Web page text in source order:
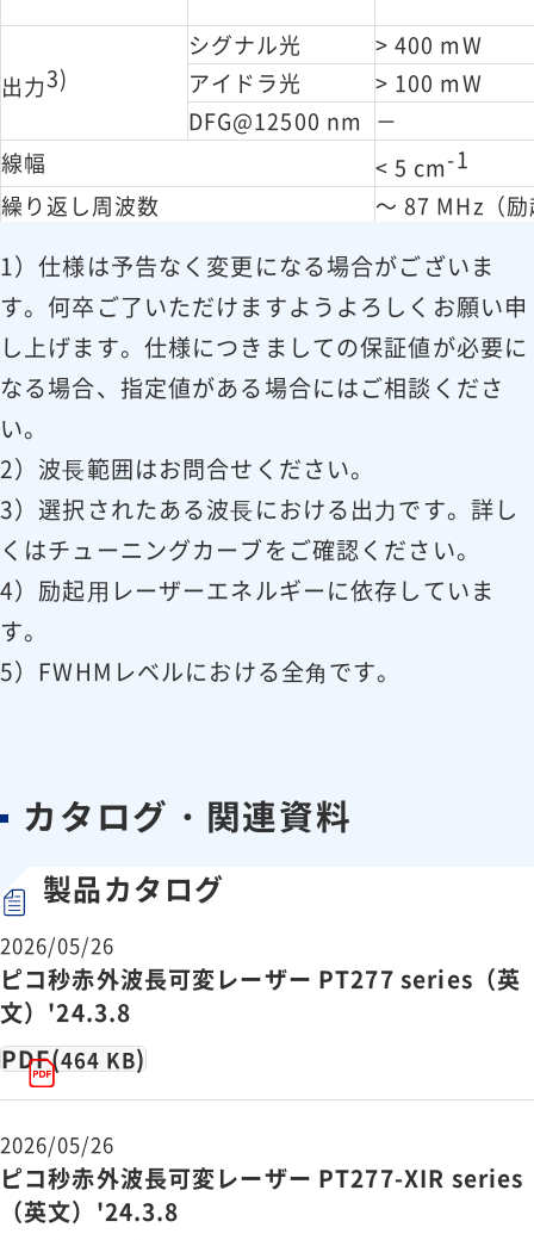
出力3)
シグナル光
> 400 mW
アイドラ光
> 100 mW
DFG@12500 nm
－
線幅
< 5 cm-1
繰り返し周波数
～ 87 MHz（
ビーム径 4)@1/e 2 強度
～ 3 mm @
ビーム拡がり角 5)
< 5 mrad @
ビーム位置安定性
< 5 μrad @
シグナル光、アイドラ光
DFG
高速波長掃引
シグナル光（1400 〜 2020 nm）
< 4 s
アイドラ光（2250 〜 4400 nm）
< 4 s
DFG（5000 〜 16000 nm）
繰り返し周波数変調（AOM変調）
0 ～ 2 MHz
チラーサイズ
アンビリカルケーブル
冷却方式
環境温度
室内温度安定性
環境湿度
< 80 %（結露
要求電源
消費電力
使用環境クラス
ISO Class9以
1）仕様は予告なく変更になる場合がございま
す。何卒ご了いただけますようよろしくお願い申
し上げます。仕様につきましての保証値が必要に
なる場合、指定値がある場合にはご相談くださ
い。
2）波⻑範囲はお問合せください。
3）選択されたある波⻑における出⼒です。詳し
くはチューニングカーブをご確認ください。
4）励起⽤レーザーエネルギーに依存していま
す。
5）FWHMレベルにおける全⾓です。
カタログ・関連資料
製品カタログ
2026/05/26
ピコ秒赤外波長可変レーザー PT277 series（英
文）'24.3.8
PDF(464 KB)
2026/05/26
ピコ秒赤外波長可変レーザー PT277-XIR series
（英文）'24.3.8